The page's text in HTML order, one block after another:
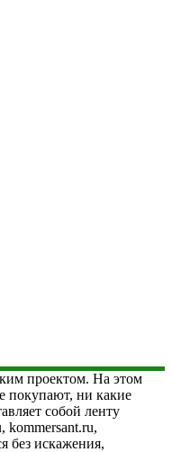
проектом. На этом
покупают, ни какие
собой ленту
kommersant.ru,
без искажения,